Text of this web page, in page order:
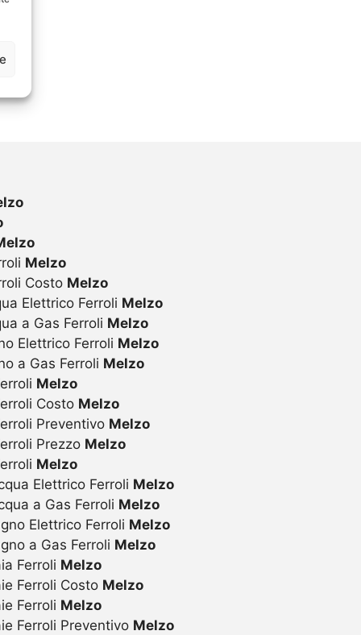
Melzo
Costo Melzo
Elettrico Ferroli Melzo
a Gas Ferroli Melzo
Elettrico Ferroli Melzo
a Gas Ferroli Melzo
Melzo
Costo Melzo
Preventivo Melzo
Prezzo Melzo
Melzo
Elettrico Ferroli Melzo
a Gas Ferroli Melzo
Elettrico Ferroli Melzo
a Gas Ferroli Melzo
Ferroli Melzo
Ferroli Costo Melzo
Ferroli Melzo
Ferroli Preventivo Melzo